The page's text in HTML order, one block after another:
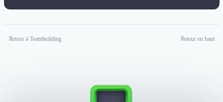
Retour à Teambuilding Retour en haut